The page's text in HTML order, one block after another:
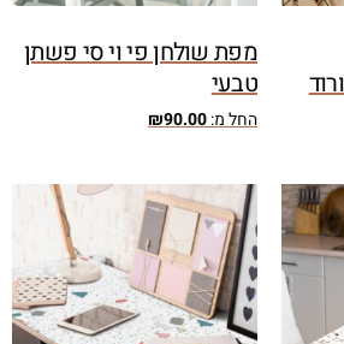
מפת שולחן פי וי סי פשתן
טבעי
החל מ: ₪90.00